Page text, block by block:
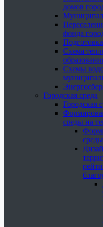
домов
фонда
Схема
Схемы
Городская среда
Городская
среды на